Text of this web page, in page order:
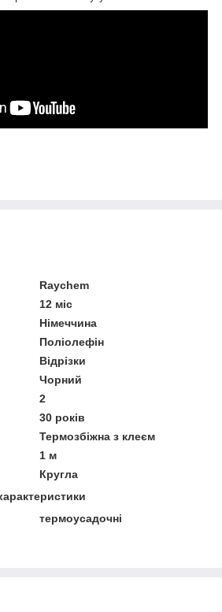
Raychem
12 міс
Німеччина
Поліолефін
Відрізки
Чорний
2
30 років
Термозбіжна з клеєм
1 м
Кругла
термоусадочні